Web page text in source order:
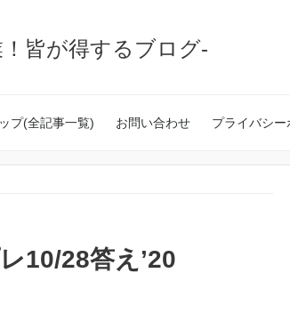
皆が得するブログ-
プ(全記事一覧) お問い合わせ プライバシー
10/28答え’20